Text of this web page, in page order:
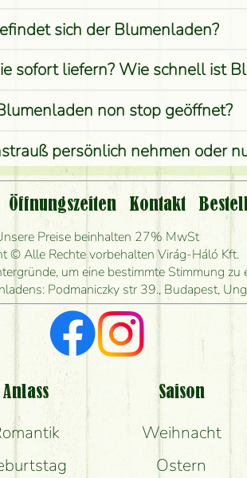
sich der Blumenladen?
sofort liefern? Wie schnell ist
non stop geöffnet?
persönlich nehmen oder
für ländliche Gebiete
heute Blumen mit Lieferung
herstellen und wann
rote Rosen, hast du welche?
bekomme ich zum
was auf dem Bild zu sehen
Öffnungszeiten Kontakt
Preise beinhalten 27% MwSt
© Alle Rechte vorbehalten Virág-Háló Kft.
um eine bestimmte Stimmung
Podmaniczky str 39., Budapest,
Anlass Saison
Weihnacht
Ostern